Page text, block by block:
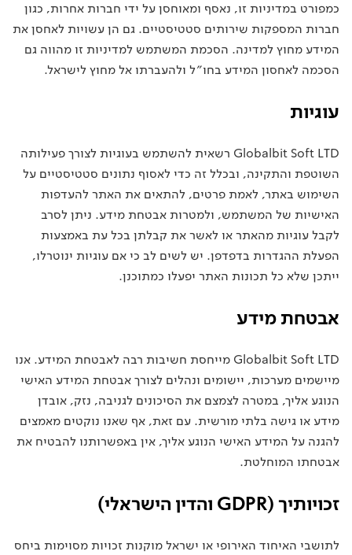
כמפורט במדיניות זו, נאסף ומאוחסן על ידי חברות אחרות, כגון
חברות המספקות שירותים סטטיסטיים. גם הן עשויות לאחסן את
המידע מחוץ למדינה. הסכמת המשתמש למדיניות זו מהווה גם
הסכמה לאחסון המידע בחו״ל ולהעברתו אל מחוץ לישראל.
עוגיות
Globalbit Soft LTD רשאית להשתמש בעוגיות לצורך פעילותה
השוטפת והתקינה, ובכלל זה כדי לאסוף נתונים סטטיסטיים על
השימוש באתר, לאמת פרטים, להתאים את האתר להעדפות
האישיות של המשתמש, ולמטרות אבטחת מידע. ניתן לסרב
לקבל עוגיות מהאתר או לאשר את קבלתן בכל עת באמצעות
הפעלת ההגדרות בדפדפן. יש לשים לב כי אם עוגיות ינוטרלו,
ייתכן שלא כל תכונות האתר יפעלו כמתוכנן.
אבטחת מידע
Globalbit Soft LTD מייחסת חשיבות רבה לאבטחת המידע. אנו
מיישמים מערכות, יישומים ונהלים לצורך אבטחת המידע האישי
הנוגע אליך, במטרה לצמצם את הסיכונים לגניבה, נזק, אובדן
מידע או גישה בלתי מורשית. עם זאת, אף שאנו נוקטים מאמצים
להגנה על המידע האישי הנוגע אליך, אין באפשרותנו להבטיח את
אבטחתו המוחלטת.
זכויותיך (GDPR והדין הישראלי)
לתושבי האיחוד האירופי או ישראל מוקנות זכויות מסוימות ביחס